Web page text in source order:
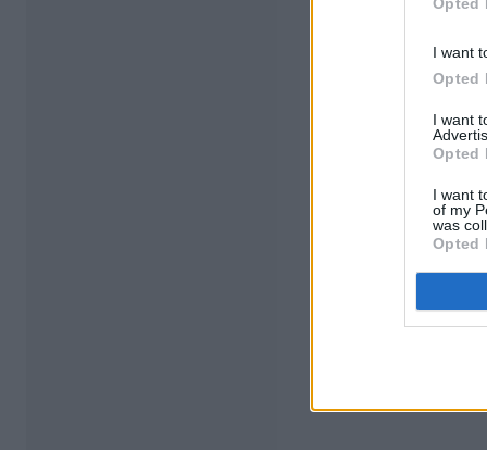
I want
Opted
I want
Opted
I want
of my
was
Opted